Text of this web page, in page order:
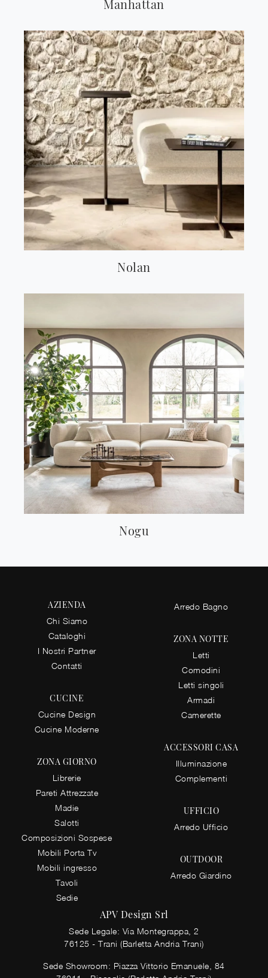
Manhattan
Nolan
Nogu
AZIENDA
Chi Siamo
Cataloghi
I Nostri Partner
Contatti
CUCINE
Cucine Design
Cucine Moderne
ZONA GIORNO
Librerie
Pareti Attrezzate
Madie
Salotti
Composizioni Sospese
Mobili Porta Tv
Mobili ingresso
Tavoli
Sedie
Arredo Bagno
ZONA NOTTE
Letti
Comodini
Letti singoli
Armadi
Camerette
ACCESSORI CASA
Illuminazione
Complementi
UFFICIO
Arredo Ufficio
OUTDOOR
Arredo Giardino
APV Design Srl
Sede Legale: Via Montegrappa, 2
76125 - Trani (Barletta Andria Trani)
Sede Showroom: Piazza Vittorio Emanuele, 84